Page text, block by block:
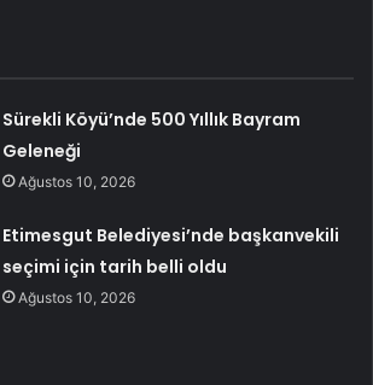
Sürekli Köyü’nde 500 Yıllık Bayram
Geleneği
Ağustos 10, 2026
Etimesgut Belediyesi’nde başkanvekili
seçimi için tarih belli oldu
Ağustos 10, 2026